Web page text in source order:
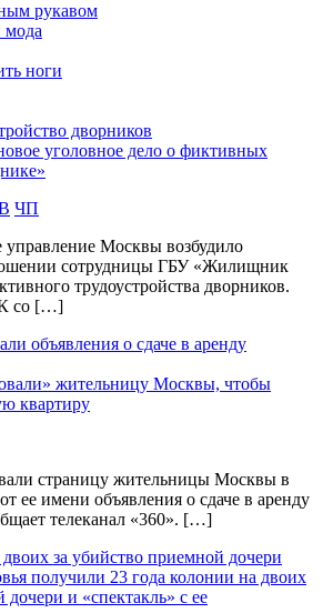
рукавом
мода
ноги
уголовное дело о фиктивных
ЧП
управление Москвы возбудило
сотрудницы ГБУ «Жилищник
трудоустройства дворников.
со […]
жительницу Москвы, чтобы
квартиру
страницу жительницы Москвы в
ее имени объявления о сдаче в аренду
телеканал «360». […]
получили 23 года колонии на двоих
и «спектакль» с ее